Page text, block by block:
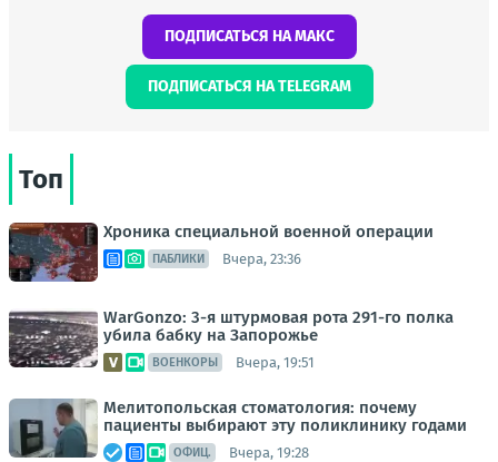
ПОДПИСАТЬСЯ НА МАКС
ПОДПИСАТЬСЯ НА TELEGRAM
Топ
Хроника специальной военной операции
ПАБЛИКИ Вчера, 23:36
WarGonzo: 3-я штурмовая рота 291-го полка
убила бабку на Запорожье
ВОЕНКОРЫ Вчера, 19:51
Мелитопольская стоматология: почему
пациенты выбирают эту поликлинику годами
ОФИЦ. Вчера, 19:28